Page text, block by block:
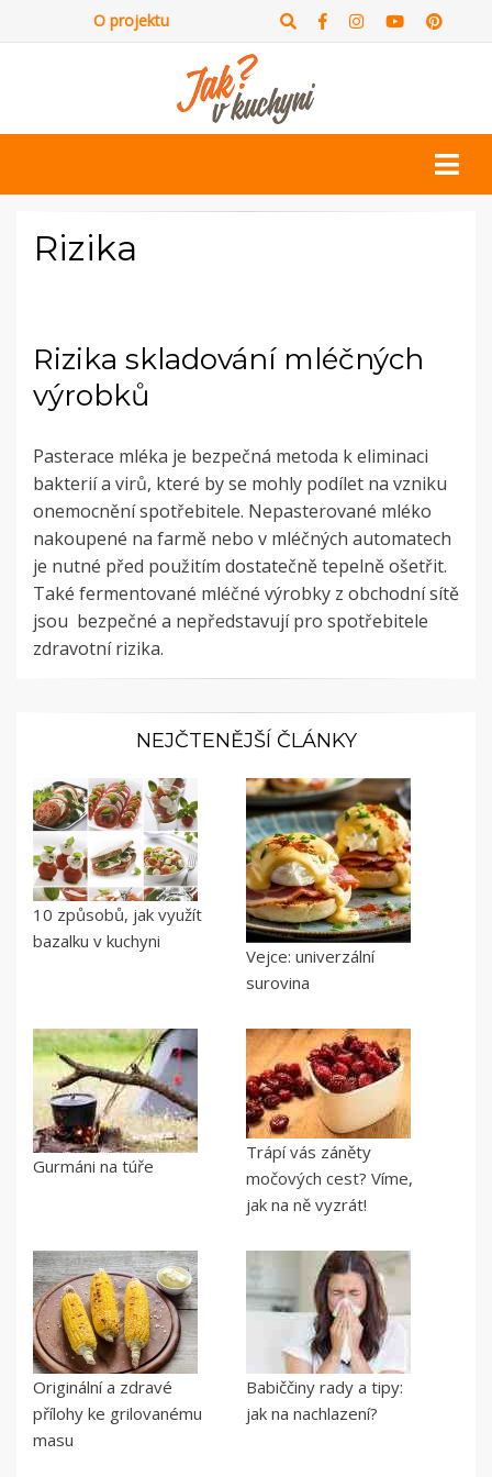
O projektu
Rizika
Rizika skladování mléčných
výrobků
Pasterace mléka je bezpečná metoda k eliminaci
bakterií a virů, které by se mohly podílet na vzniku
onemocnění spotřebitele. Nepasterované mléko
nakoupené na farmě nebo v mléčných automatech
je nutné před použitím dostatečně tepelně ošetřit.
Také fermentované mléčné výrobky z obchodní sítě
jsou bezpečné a nepředstavují pro spotřebitele
zdravotní rizika.
NEJČTENĚJŠÍ ČLÁNKY
10 způsobů, jak využít
bazalku v kuchyni
Vejce: univerzální
surovina
Gurmáni na túře
Trápí vás záněty
močových cest? Víme,
jak na ně vyzrát!
Originální a zdravé
přílohy ke grilovanému
masu
Babiččiny rady a tipy:
jak na nachlazení?